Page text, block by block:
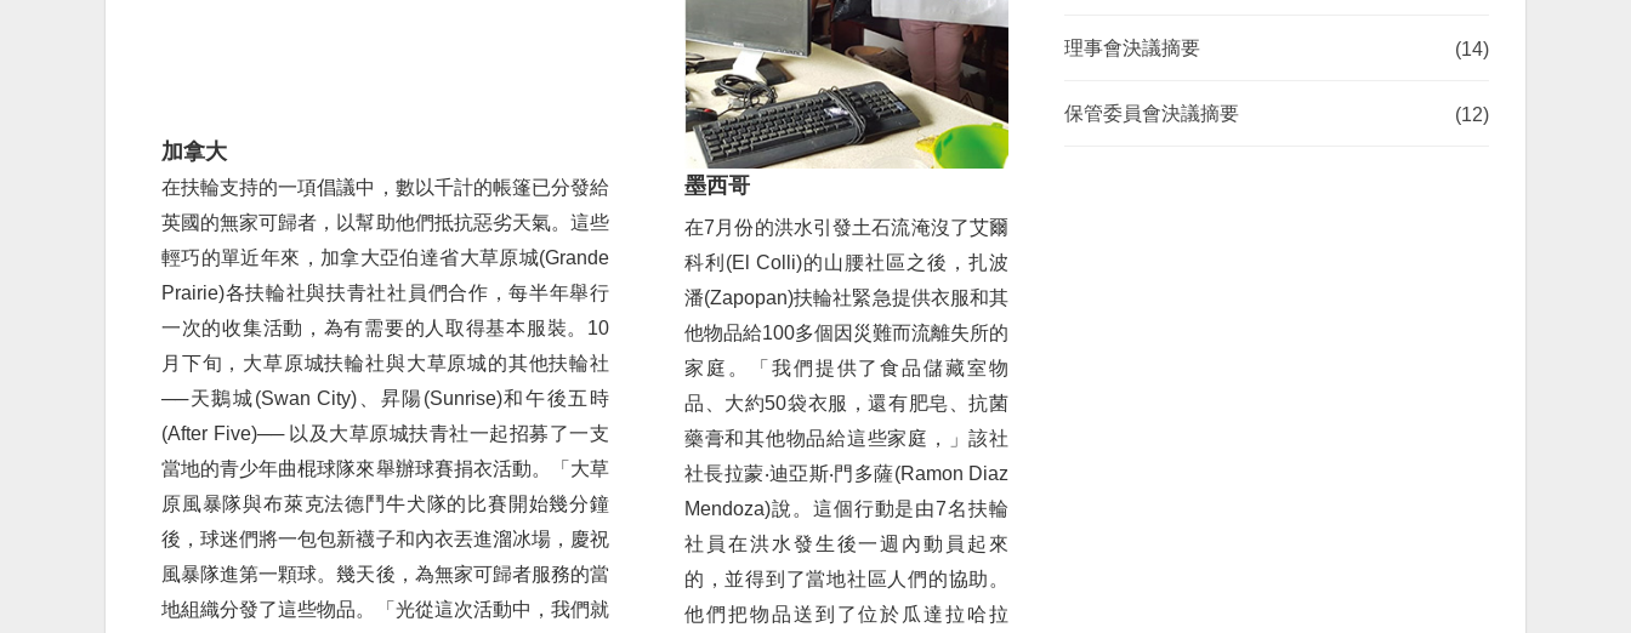
加拿大
在扶輪支持的一項倡議中，數以千計的帳篷已分發給
英國的無家可歸者，以幫助他們抵抗惡劣天氣。這些
輕巧的單近年來，加拿大亞伯達省大草原城(Grande
Prairie)各扶輪社與扶青社社員們合作，每半年舉行
一次的收集活動，為有需要的人取得基本服裝。10
月下旬，大草原城扶輪社與大草原城的其他扶輪社
──天鵝城(Swan City)、昇陽(Sunrise)和午後五時
(After Five)── 以及大草原城扶青社一起招募了一支
當地的青少年曲棍球隊來舉辦球賽捐衣活動。「大草
原風暴隊與布萊克法德鬥牛犬隊的比賽開始幾分鐘
後，球迷們將一包包新襪子和內衣丟進溜冰場，慶祝
風暴隊進第一顆球。幾天後，為無家可歸者服務的當
地組織分發了這些物品。「光從這次活動中，我們就
墨西哥
在7月份的洪水引發土石流淹沒了艾爾
科利(El Colli)的山腰社區之後，扎波
潘(Zapopan)扶輪社緊急提供衣服和其
他物品給100多個因災難而流離失所的
家庭。「我們提供了食品儲藏室物
品、大約50袋衣服，還有肥皂、抗菌
藥膏和其他物品給這些家庭，」該社
社長拉蒙‧迪亞斯‧門多薩(Ramon Diaz
Mendoza)說。這個行動是由7名扶輪
社員在洪水發生後一週內動員起來
的，並得到了當地社區人們的協助。
他們把物品送到了位於瓜達拉哈拉
理事會決議摘要 (14)
保管委員會決議摘要 (12)